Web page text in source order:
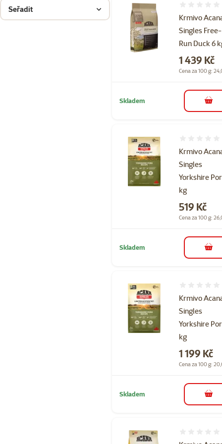
Seřadit
Krmivo
Singles Free-
Run Duck 6
Cena
1 439 Kč
Cena za 100 g:
Skladem do
Krmivo
Singles
Yorkshire
kg
Cena
519 Kč
Cena za 100 g:
Skladem do
Krmivo
Singles
Yorkshire
kg
Cena
1 199 Kč
Cena za 100 g:
Skladem do